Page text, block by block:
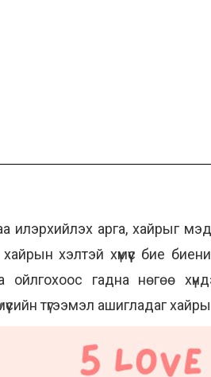
илэрхийлэх арга, хайрыг
хэлтэй хүмүүс бие
ойлгохоос гадна нөгөө
түгээмэл ашигладаг